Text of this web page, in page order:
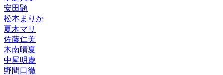
安田顕
松本まりか
夏木マリ
佐藤仁美
木南晴夏
中尾明慶
野間口徹